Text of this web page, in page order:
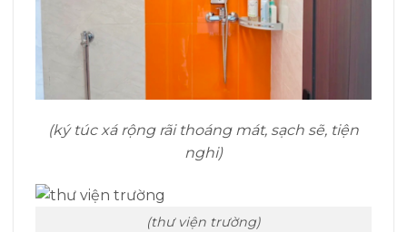
(ký túc xá rộng rãi thoáng mát, sạch sẽ, tiện
nghi)
(thư viện trường)